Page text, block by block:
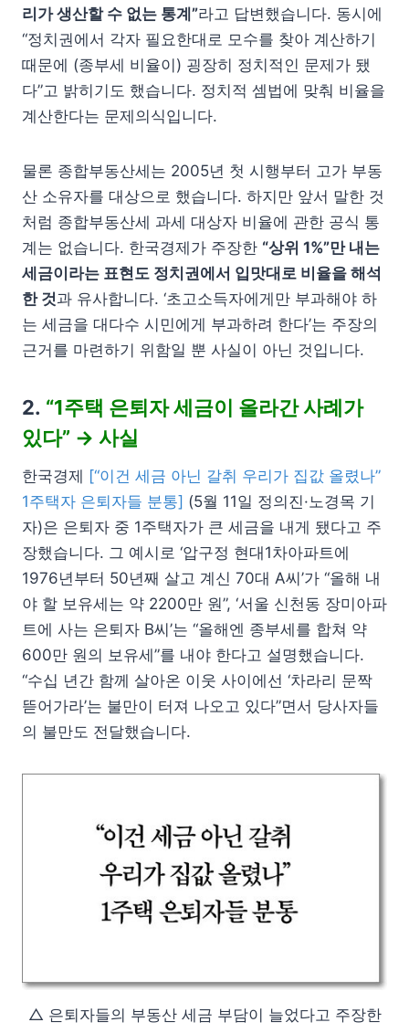
리가 생산할 수 없는 통계”라고 답변했습니다. 동시에
“정치권에서 각자 필요한대로 모수를 찾아 계산하기
때문에 (종부세 비율이) 굉장히 정치적인 문제가 됐
다”고 밝히기도 했습니다. 정치적 셈법에 맞춰 비율을
계산한다는 문제의식입니다.
물론 종합부동산세는 2005년 첫 시행부터 고가 부동
산 소유자를 대상으로 했습니다. 하지만 앞서 말한 것
처럼 종합부동산세 과세 대상자 비율에 관한 공식 통
계는 없습니다. 한국경제가 주장한 “상위 1%”만 내는
세금이라는 표현도 정치권에서 입맛대로 비율을 해석
한 것과 유사합니다. ‘초고소득자에게만 부과해야 하
는 세금을 대다수 시민에게 부과하려 한다’는 주장의
근거를 마련하기 위함일 뿐 사실이 아닌 것입니다.
2. “1주택 은퇴자 세금이 올라간 사례가
있다” → 사실
한국경제 [“이건 세금 아닌 갈취 우리가 집값 올렸나”
1주택자 은퇴자들 분통] (5월 11일 정의진·노경목 기
자)은 은퇴자 중 1주택자가 큰 세금을 내게 됐다고 주
장했습니다. 그 예시로 ‘압구정 현대1차아파트에
1976년부터 50년째 살고 계신 70대 A씨’가 “올해 내
야 할 보유세는 약 2200만 원”, ‘서울 신천동 장미아파
트에 사는 은퇴자 B씨’는 “올해엔 종부세를 합쳐 약
600만 원의 보유세”를 내야 한다고 설명했습니다.
“수십 년간 함께 살아온 이웃 사이에선 ‘차라리 문짝
뜯어가라’는 불만이 터져 나오고 있다”면서 당사자들
의 불만도 전달했습니다.
△ 은퇴자들의 부동산 세금 부담이 늘었다고 주장한